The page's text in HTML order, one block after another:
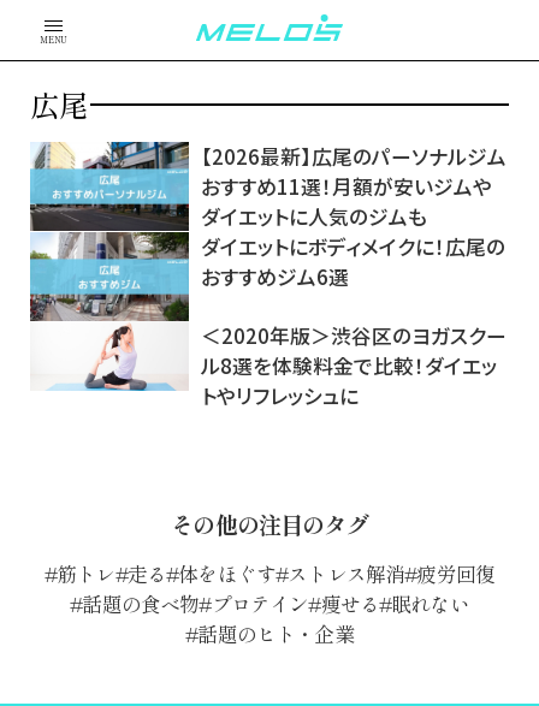
MENU
広尾
【2026最新】広尾のパーソナルジム
おすすめ11選！月額が安いジムや
ダイエットに人気のジムも
ダイエットにボディメイクに！広尾の
おすすめジム6選
＜2020年版＞渋谷区のヨガスクー
ル8選を体験料金で比較！ダイエッ
トやリフレッシュに
その他の注目のタグ
筋トレ 走る 体をほぐす ストレス解消 疲労回復
話題の食べ物 プロテイン 痩せる 眠れない
話題のヒト・企業